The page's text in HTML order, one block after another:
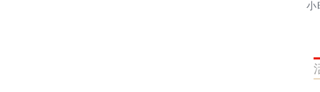
小